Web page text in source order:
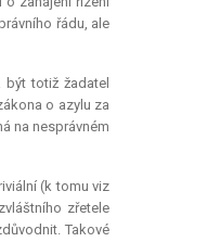
řádu, ale
totiž žadatel
o azylu za
na nesprávném
(k tomu viz
zřetele
Takové